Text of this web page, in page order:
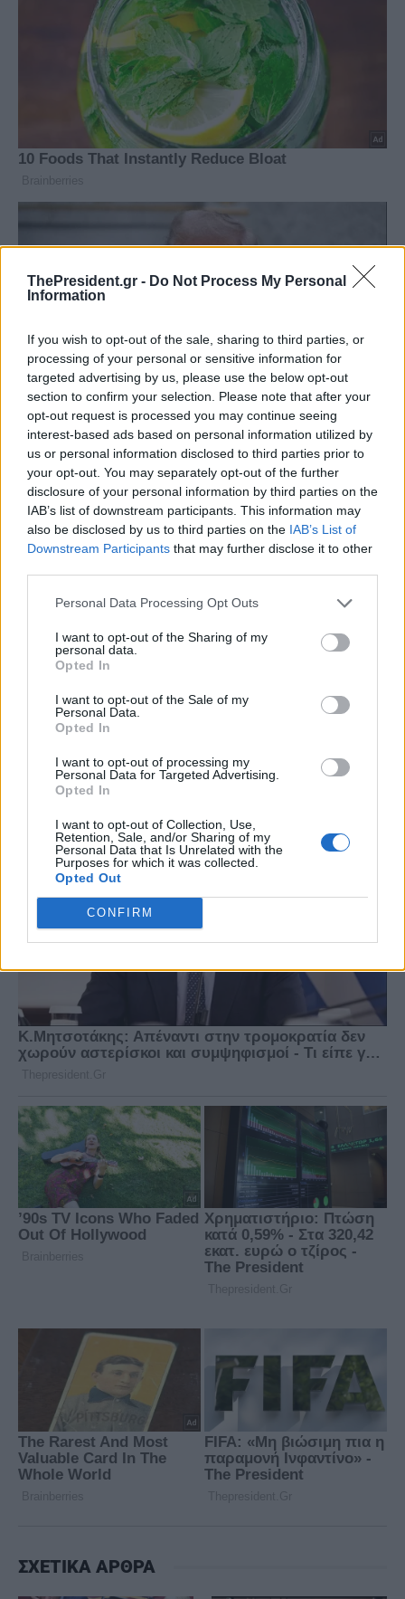
ThePresident.gr - Do Not Process My Personal
Information
If you wish to opt-out of the sale, sharing to third parties, or
processing of your personal or sensitive information for
targeted advertising by us, please use the below opt-out
section to confirm your selection. Please note that after your
opt-out request is processed you may continue seeing
interest-based ads based on personal information utilized by
us or personal information disclosed to third parties prior to
your opt-out. You may separately opt-out of the further
disclosure of your personal information by third parties on the
IAB’s list of downstream participants. This information may
also be disclosed by us to third parties on the IAB’s List of
Downstream Participants that may further disclose it to other
Personal Data Processing Opt Outs
I want to opt-out of the Sharing of my
personal data.
Opted In
I want to opt-out of the Sale of my
Personal Data.
Opted In
I want to opt-out of processing my
Personal Data for Targeted Advertising.
Opted In
I want to opt-out of Collection, Use,
Retention, Sale, and/or Sharing of my
Personal Data that Is Unrelated with the
Purposes for which it was collected.
Opted Out
CONFIRM
ΣΧΕΤΙΚΑ ΑΡΘΡΑ